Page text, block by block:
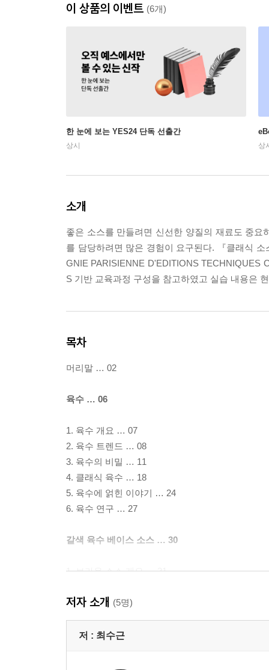
이 상품의 이벤트 (6개)
한 눈에 보는 YES24 단독 선출간
상시 상
소개
좋은 소스를 만들려면 신선한 양질의 재료도 중
를 담당하려면 많은 경험이 요구된다. 『클래식
GNIE PARISIENNE D'EDITIONS TECHNIQUES
S 기반 교육과정 구성을 참고하였고 실습 내용은
목차
머리말 … 02
육수 … 06
1. 육수 개요 … 07
2. 육수 트렌드 … 08
3. 육수의 비밀 … 11
4. 클래식 육수 … 18
5. 육수에 얽힌 이야기 … 24
6. 육수 연구 … 27
갈색 육수 베이스 소스 … 30
1. 브라운 소스 개요 … 31
3. 브라운 소스의 비밀 … 37
4. 클래식 브라운 소스 … 38
5. 파생 브라운 소스 … 41
저자 소개 (5명)
저 : 최수근